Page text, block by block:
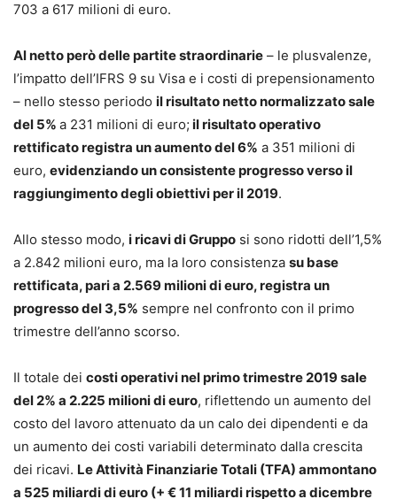
703 a 617 milioni di euro.
Al netto però delle partite straordinarie – le plusvalenze,
l’impatto dell’IFRS 9 su Visa e i costi di prepensionamento
– nello stesso periodo il risultato netto normalizzato sale
del 5% a 231 milioni di euro; il risultato operativo
rettificato registra un aumento del 6% a 351 milioni di
euro, evidenziando un consistente progresso verso il
raggiungimento degli obiettivi per il 2019.
Allo stesso modo, i ricavi di Gruppo si sono ridotti dell’1,5%
a 2.842 milioni euro, ma la loro consistenza su base
rettificata, pari a 2.569 milioni di euro, registra un
progresso del 3,5% sempre nel confronto con il primo
trimestre dell’anno scorso.
Il totale dei costi operativi nel primo trimestre 2019 sale
del 2% a 2.225 milioni di euro, riflettendo un aumento del
costo del lavoro attenuato da un calo dei dipendenti e da
un aumento dei costi variabili determinato dalla crescita
dei ricavi. Le Attività Finanziarie Totali (TFA) ammontano
a 525 miliardi di euro (+ € 11 miliardi rispetto a dicembre